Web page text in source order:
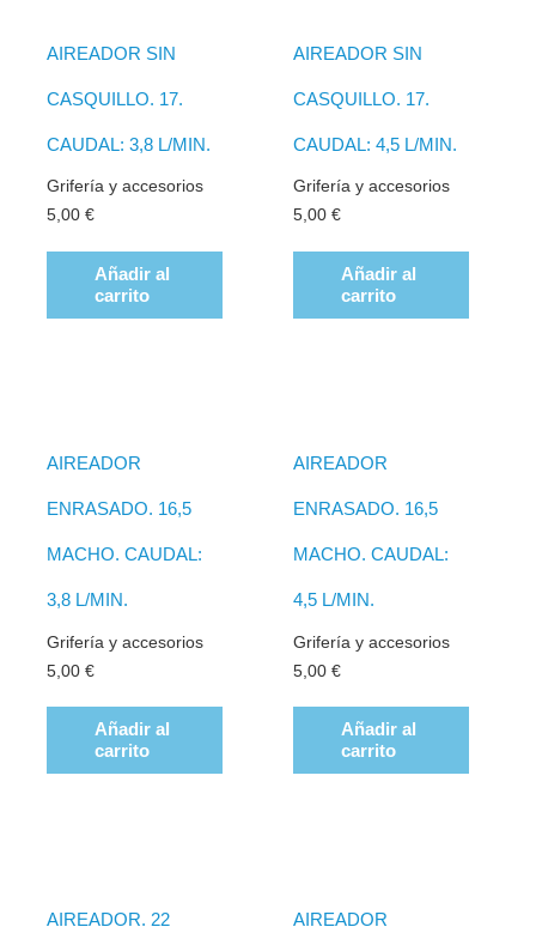
AIREADOR SIN
CASQUILLO. 17.
CAUDAL: 3,8 L/MIN.
Grifería y accesorios
5,00€
Añadir al
carrito
AIREADOR SIN
CASQUILLO. 17.
CAUDAL: 4,5 L/MIN.
Grifería y accesorios
5,00 €
Añadir al
carrito
AIREADOR
ENRASADO. 16,5
MACHO. CAUDAL:
3,8 L/MIN.
Grifería y accesorios
5,00€
Añadir al
carrito
AIREADOR
ENRASADO. 16,5
MACHO. CAUDAL:
4,5 L/MIN.
Grifería y accesorios
5,00 €
Añadir al
carrito
AIREADOR. 22 AIREADOR